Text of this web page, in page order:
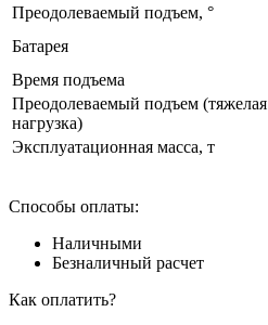
Преодолеваемый подъем, °
Батарея
Время подъема
Преодолеваемый подъем (тяжелая
нагрузка)
Эксплуатационная масса, т
Способы оплаты:
Наличными
Безналичный расчет
Как оплатить?